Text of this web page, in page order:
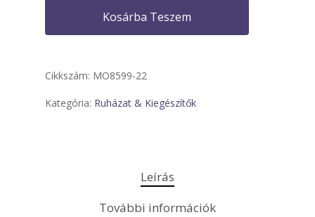
Kosárba Teszem
Cikkszám: MO8599-22
Kategória: Ruházat & Kiegészítők
Leírás
További információk